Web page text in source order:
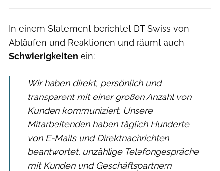
In einem Statement berichtet DT Swiss von
Abläufen und Reaktionen und räumt auch
Schwierigkeiten ein:
Wir haben direkt, persönlich und
transparent mit einer großen Anzahl von
Kunden kommuniziert. Unsere
Mitarbeitenden haben täglich Hunderte
von E-Mails und Direktnachrichten
beantwortet, unzählige Telefongespräche
mit Kunden und Geschäftspartnern